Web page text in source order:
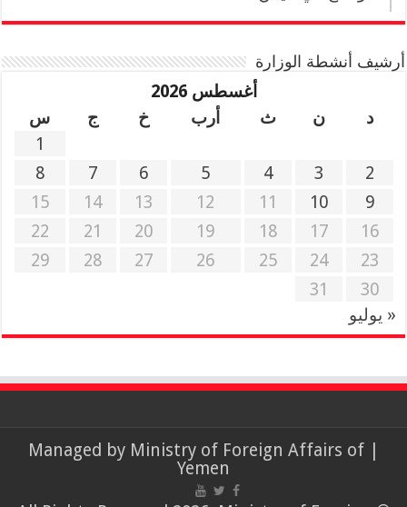
أرشيف أنشطة الوزارة
أغسطس 2026
د
ن ث أرب خ ج
س
1
2
3
4
5
6
7
8
9
10
11
12
13
14
15
16
17
18
19
20
21
22
23
24
25
26
27
28
29
30
31
« يوليو
| Managed by
Ministry of Foreign Affairs of
Yemen